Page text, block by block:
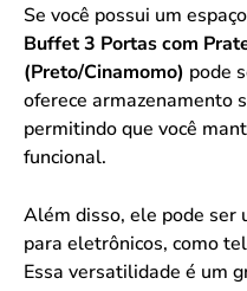
Se você possui um
Buffet 3 Portas com
(Preto/Cinamomo) pode
oferece armazenamento
permitindo que você
funcional.
Além disso, ele pode ser
para eletrônicos, como
Essa versatilidade é um